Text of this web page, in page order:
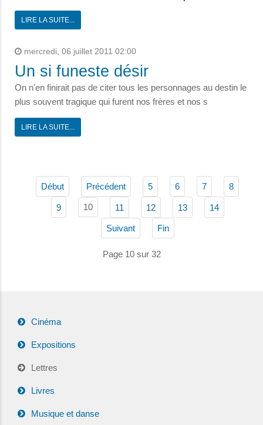
LIRE LA SUITE...
mercredi, 06 juillet 2011 02:00
Un si funeste désir
On n'en finirait pas de citer tous les personnages au destin le
plus souvent tragique qui furent nos frères et nos s
LIRE LA SUITE...
Début Précédent 5 6 7 8
9 10 11 12 13 14
Suivant Fin
Page 10 sur 32
Cinéma
Expositions
Lettres
Livres
Musique et danse